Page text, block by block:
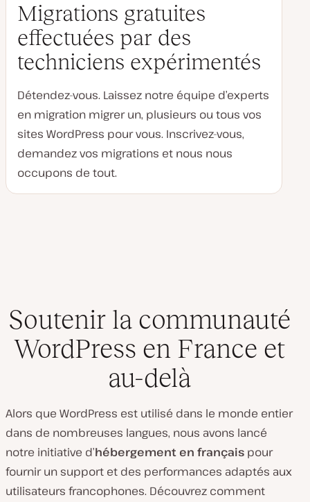
Migrations gratuites
effectuées par des
techniciens expérimentés
Détendez-vous. Laissez notre équipe d’experts
en migration migrer un, plusieurs ou tous vos
sites WordPress pour vous. Inscrivez-vous,
demandez vos migrations et nous nous
occupons de tout.
Soutenir la communauté
WordPress en France et
au-delà
Alors que WordPress est utilisé dans le monde entier
dans de nombreuses langues, nous avons lancé
notre initiative d’hébergement en français pour
fournir un support et des performances adaptés aux
utilisateurs francophones. Découvrez comment